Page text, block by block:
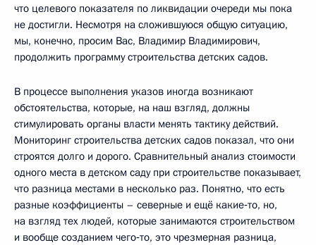
что целевого показателя по ликвидации очереди мы пока
не достигли. Несмотря на сложившуюся общую ситуацию,
мы, конечно, просим Вас, Владимир Владимирович,
продолжить программу строительства детских садов.
В процессе выполнения указов иногда возникают
обстоятельства, которые, на наш взгляд, должны
стимулировать органы власти менять тактику действий.
Мониторинг строительства детских садов показал, что они
строятся долго и дорого. Сравнительный анализ стоимости
одного места в детском саду при строительстве показывает,
что разница местами в несколько раз. Понятно, что есть
разные коэффициенты – северные и ещё какие‑то, но,
на взгляд тех людей, которые занимаются строительством
и вообще созданием чего‑то, это чрезмерная разница,